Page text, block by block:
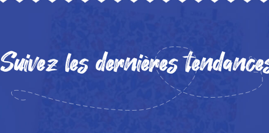
Suivez les dernières